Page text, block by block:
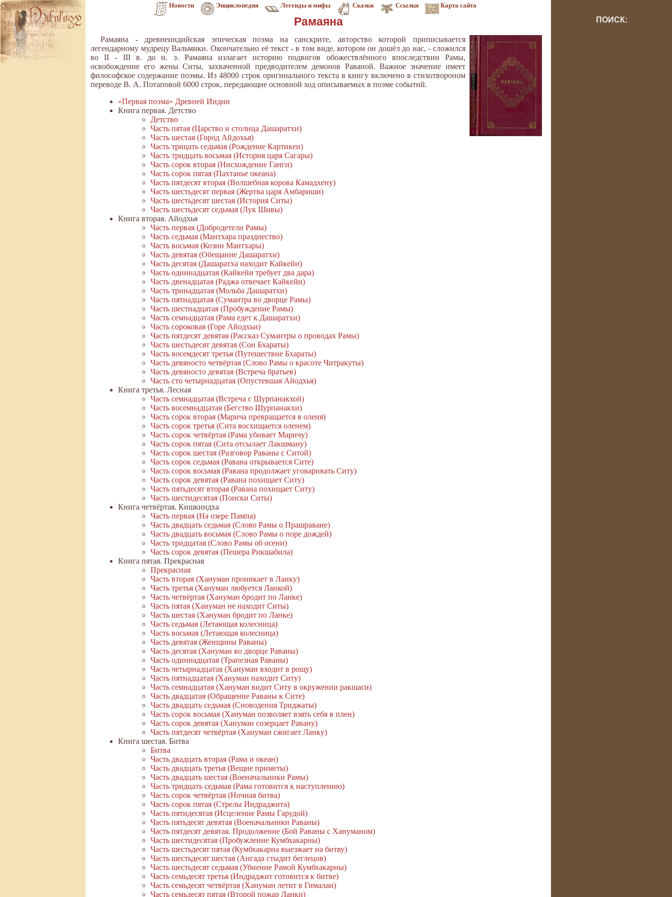
Новости Энциклопедия Легенды и мифы Сказки Ссылки Карта сайта
Рамаяна
Рамаяна - древнеиндийская эпическая поэма на санскрите, авторство которой приписывается
легендарному мудрецу Вальмики. Окончательно её текст - в том виде, котором он дошёл до нас, - сложился
во II - III в. до н. э. Рамаяна излагает историю подвигов обожествлённого впоследствии Рамы,
освобождение его жены Ситы, захваченной предводителем демонов Раваной. Важное значение имеет
философское содержание поэмы. Из 48000 строк оригинального текста в книгу включено в стихотвороном
переводе В. А. Потаповой 6000 строк, передающие основной ход описываемых в поэме событий.
«Первая поэма» Древней Индии
Книга первая. Детство
Детство
Часть пятая (Царство и столица Дашаратхи)
Часть шестая (Город Айдохья)
Часть трицать седьмая (Рождение Картикеи)
Часть тридцать восьмая (История царя Сагары)
Часть сорок вторая (Нисхождение Ганги)
Часть сорок пятая (Пахтанье океана)
Часть пятдесят вторая (Волшебная корова Камадхену)
Часть шестьдесят первая (Жертва царя Амбариши)
Часть шестьдесят шестая (История Ситы)
Часть шестьдесят седьмая (Лук Шивы)
Книга вторая. Айодхья
Часть первая (Добродетели Рамы)
Часть седьмая (Мантхара празднество)
Часть восьмая (Козни Мантхары)
Часть девятая (Обещание Дашаратхи)
Часть десятая (Дашаратха находит Кайкейи)
Часть одиннадцатая (Кайкейи требует два дара)
Часть двенадцатая (Раджа отвечает Кайкейи)
Часть тринадцатая (Мольба Дашаратхи)
Часть пятнадцатая (Сумантра во дворце Рамы)
Часть шестнадцатая (Пробуждение Рамы)
Часть семнадцатая (Рама едет к Дашаратхи)
Часть сороковая (Горе Айодхьи)
Часть пятдесят девятая (Рассказ Сумантры о проводах Рамы)
Часть шестьдесят девятая (Сон Бхараты)
Часть восемдесят третья (Путешествие Бхараты)
Часть девяносто четвёртая (Слово Рамы о красоте Читракуты)
Часть девяносто девятая (Встреча братьев)
Часть сто четырнадцатая (Опустевшая Айодхья)
Книга третья. Лесная
Часть семнадцатая (Встреча с Шурпанакхой)
Часть восемнадцатая (Бегство Шурпанакхи)
Часть сорок вторая (Марича превращается в оленя)
Часть сорок третья (Сита восхищается оленем)
Часть сорок четвёртая (Рама убивает Маричу)
Часть сорок пятая (Сита отсылает Лакшману)
Часть сорок шестая (Разговор Раваны с Ситой)
Часть сорок седьмая (Равана открывается Сите)
Часть сорок восьмая (Равана продолжает уговаривать Ситу)
Часть сорок девятая (Равана похищает Ситу)
Часть пятьдесят вторая (Равана похищает Ситу)
Часть шестидесятая (Поиски Ситы)
Книга четвёртая. Кишкиндха
Часть первая (На озере Пампа)
Часть двадцать седьмая (Слово Рамы о Прашраване)
Часть двадцать восьмая (Слово Рамы о поре дождей)
Часть тридцатая (Слово Рамы об осени)
Часть сорок девятая (Пешера Рикшабила)
Книга пятая. Прекрасная
Прекрасная
Часть вторая (Хануман проникает в Ланку)
Часть третья (Хануман любуется Ланкой)
Часть четвёртая (Хануман бродит по Ланке)
Часть пятая (Хануман не находит Ситы)
Часть шестая (Хануман бродит по Ланке)
Часть седьмая (Летающая колесница)
Часть восьмая (Летающая колесница)
Часть девятая (Женщины Раваны)
Часть десятая (Хануман во дворце Раваны)
Часть одиннадцатая (Трапезная Раваны)
Часть четырнадцатая (Хануман входит в рощу)
Часть пятнадцатая (Хануман находит Ситу)
Часть семнадцатая (Хануман видит Ситу в окружении ракшаси)
Часть двадцатая (Обращение Раваны к Сите)
Часть двадцать седьмая (Сноводения Триджаты)
Часть сорок восьмая (Хануман позволяет взять себя в плен)
Часть сорок девятая (Хануман созерцает Равану)
Часть пятдесят четвёртая (Хануман сжигает Ланку)
Книга шестая. Битва
Битва
Часть двадцать вторая (Рама и океан)
Часть двадцать третья (Вещие приметы)
Часть двадцать шестая (Военачальники Рамы)
Часть тридцать седьмая (Рама готовится к наступлению)
Часть сорок четвёртая (Ночная битва)
Часть сорок пятая (Стрелы Индраджита)
Часть пятидесятая (Исцеление Рамы Гарудой)
Часть пятьдесят девятая (Военачальники Раваны)
Часть пятдесят девятая. Продолжение (Бой Раваны с Хануманом)
Часть шестидесятая (Пробужление Кумбхакарны)
Часть шестьдесят пятая (Кумбхакарна выезжает на битву)
Часть шестьдесят шестая (Ангада стыдит беглецов)
Часть шестьдесят седьмая (Убиение Рамой Кумбхакарны)
Часть семьдесят третья (Индраджит готовится к битве)
Часть семьдесят четвёртая (Хануман летит в Гималаи)
Часть семьдесят пятая (Второй пожар Ланки)
ПОИСК: